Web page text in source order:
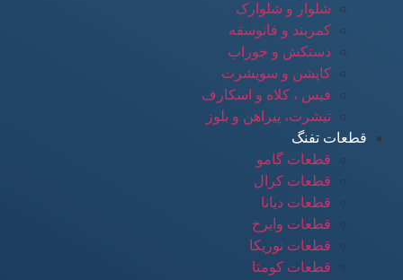
شلوار و شلوارک
کمربند و فانوسقه
دستکش و جوراب
کاپشن و سویشرت
فیس ، کلاه و اسکارف
تیشرت، پیراهن و بلوز
قطعات تفنگ
قطعات گامو
قطعات کرال
قطعات دیانا
قطعات وایرخ
قطعات نوریکا
قطعات کومتا